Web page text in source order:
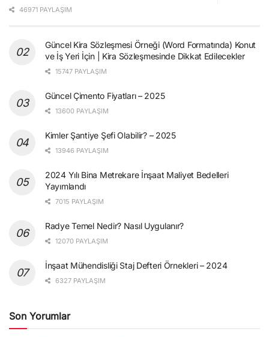
46971 PAYLAŞIM
Güncel Kira Sözleşmesi Örneği (Word Formatında) Konut
ve İş Yeri İçin | Kira Sözleşmesinde Dikkat Edilecekler
15747 PAYLAŞIM
Güncel Çimento Fiyatları – 2025
13600 PAYLAŞIM
Kimler Şantiye Şefi Olabilir? – 2025
13946 PAYLAŞIM
2024 Yılı Bina Metrekare İnşaat Maliyet Bedelleri
Yayımlandı
7015 PAYLAŞIM
Radye Temel Nedir? Nasıl Uygulanır?
12070 PAYLAŞIM
İnşaat Mühendisliği Staj Defteri Örnekleri – 2024
6327 PAYLAŞIM
Son Yorumlar